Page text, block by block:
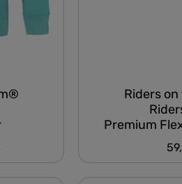
Preis:
Riders
Premium